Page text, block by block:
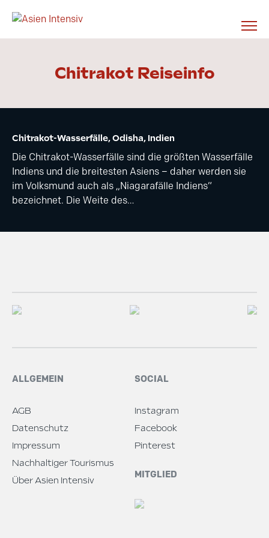
Chitrakot Reiseinfo
Chitrakot-Wasserfälle, Odisha, Indien
Die Chitrakot-Wasserfälle sind die größten Wasserfälle
Indiens und die breitesten Asiens – daher werden sie
im Volksmund auch als „Niagarafälle Indiens“
bezeichnet. Die Weite des…
ALLGEMEIN
AGB
Datenschutz
Impressum
Nachhaltiger Tourismus
Über Asien Intensiv
SOCIAL
Instagram
Facebook
Pinterest
MITGLIED